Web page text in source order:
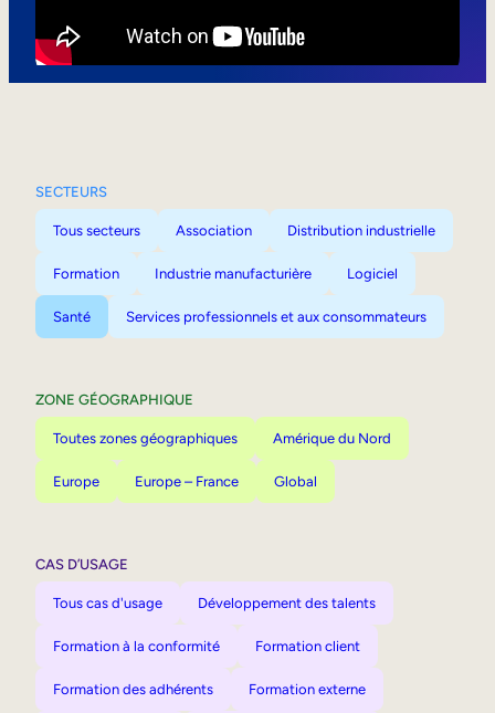
SECTEURS
Tous secteurs Association Distribution industrielle
Formation Industrie manufacturière Logiciel
Santé Services professionnels et aux consommateurs
ZONE GÉOGRAPHIQUE
Toutes zones géographiques Amérique du Nord
Europe Europe – France Global
CAS D’USAGE
Tous cas d'usage Développement des talents
Formation à la conformité Formation client
Formation des adhérents Formation externe